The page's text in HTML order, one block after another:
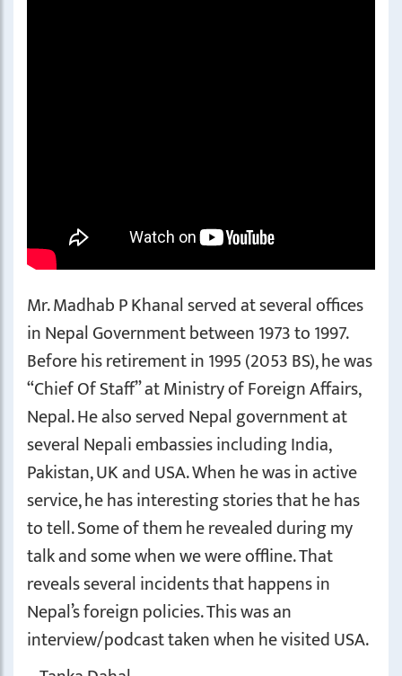
Mr. Madhab P Khanal served at several offices
in Nepal Government between 1973 to 1997.
Before his retirement in 1995 (2053 BS), he was
“Chief Of Staff” at Ministry of Foreign Affairs,
Nepal. He also served Nepal government at
several Nepali embassies including India,
Pakistan, UK and USA. When he was in active
service, he has interesting stories that he has
to tell. Some of them he revealed during my
talk and some when we were offline. That
reveals several incidents that happens in
Nepal’s foreign policies. This was an
interview/podcast taken when he visited USA.